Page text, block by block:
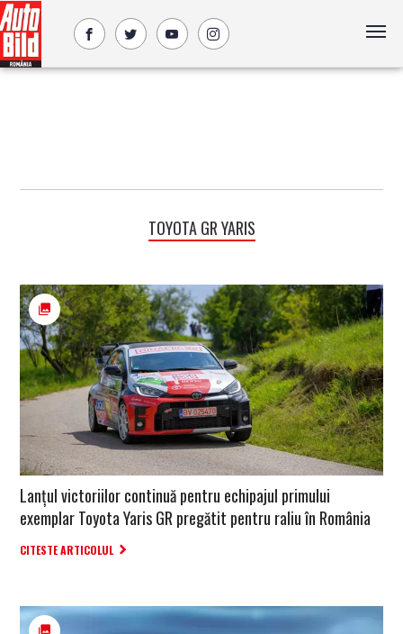
TOYOTA GR YARIS
Lanțul victoriilor continuă pentru echipajul primului
exemplar Toyota Yaris GR pregătit pentru raliu în România
CITESTE ARTICOLUL